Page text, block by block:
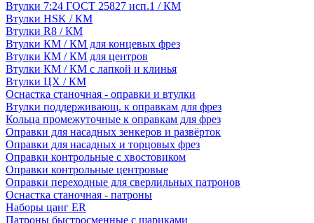
Втулки 7:24 ГОСТ 25827 исп.1 / КМ
Втулки HSK / КМ
Втулки R8 / КМ
Втулки КМ / КМ для концевых фрез
Втулки КМ / КМ для центров
Втулки КМ / КМ с лапкой и клинья
Втулки ЦХ / КМ
Оснастка станочная - оправки и втулки
Втулки поддерживающ. к оправкам для фрез
Кольца промежуточные к оправкам для фрез
Оправки для насадных зенкеров и развёрток
Оправки для насадных и торцовых фрез
Оправки контрольные с хвостовиком
Оправки контрольные центровые
Оправки переходные для сверлильных патронов
Оснастка станочная - патроны
Наборы цанг ER
Патроны быстросменные с шариками